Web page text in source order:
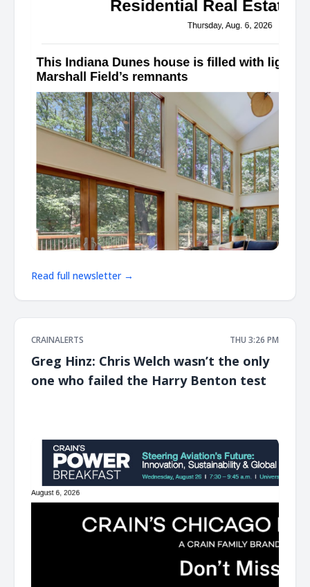
Read full newsletter →
CRAINALERTS THU 3:26 PM
Greg Hinz: Chris Welch wasn’t the only
one who failed the Harry Benton test